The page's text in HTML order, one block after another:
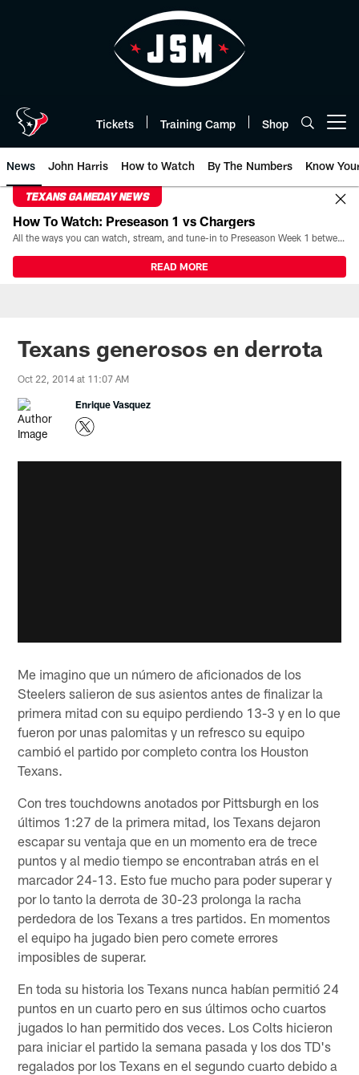
Tickets Training Camp Shop
News John Harris How to Watch By The Numbers Know
TEXANS GAMEDAY NEWS
How To Watch: Preseason 1 vs Chargers
All the ways you can watch, stream, and tune-in to Preseason Week 1 between the Texans and the Los Angeles Chargers at Reliant Stadium on August 13.
READ MORE
Texans generosos en derrota
Oct 22, 2014 at 11:07 AM
Enrique Vasquez
Me imagino que un número de aficionados de los
Steelers salieron de sus asientos antes de finalizar la
primera mitad con su equipo perdiendo 13-3 y en lo que
fueron por unas palomitas y un refresco su equipo
cambió el partido por completo contra los Houston
Texans.
Con tres touchdowns anotados por Pittsburgh en los
últimos 1:27 de la primera mitad, los Texans dejaron
escapar su ventaja que en un momento era de trece
puntos y al medio tiempo se encontraban atrás en el
marcador 24-13. Esto fue mucho para poder superar y
por lo tanto la derrota de 30-23 prolonga la racha
perdedora de los Texans a tres partidos. En momentos
el equipo ha jugado bien pero comete errores
imposibles de superar.
En toda su historia los Texans nunca habían permitió 24
puntos en un cuarto pero en sus últimos ocho cuartos
jugados lo han permitido dos veces. Los Colts hicieron
para iniciar el partido la semana pasada y los dos TD's
regalados por los Texans en el segundo cuarto debido a